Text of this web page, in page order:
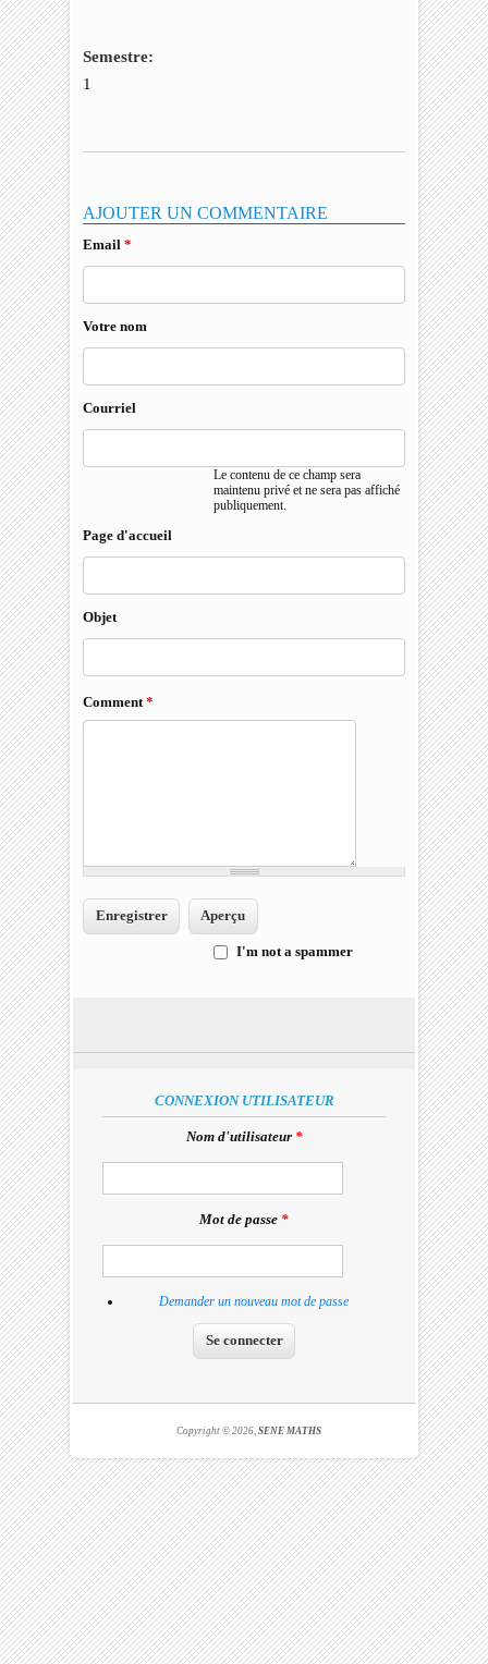
Semestre:
1
AJOUTER UN COMMENTAIRE
Email*
Votre nom
Courriel
Le contenu de ce champ sera
maintenu privé et ne sera pas affiché
publiquement.
Page d'accueil
Objet
Comment*
I'm not a spammer
CONNEXION UTILISATEUR
Nom d'utilisateur *
Mot de passe *
Demander un nouveau mot de passe
Copyright © 2026,SENE MATHS